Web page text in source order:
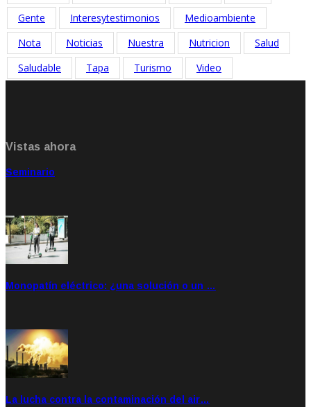
Gente
Interesytestimonios
Medioambiente
Nota
Noticias Nuestra Nutricion
Salud
Saludable
Tapa Turismo Video
Vistas ahora
Seminario
Monopatín eléctrico: ¿una solución o un …
La lucha contra la contaminación del air…